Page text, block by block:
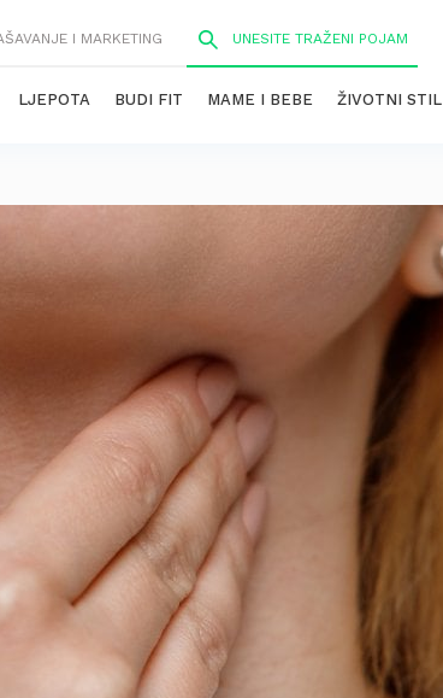
I MARKETING
LJEPOTA BUDI FIT MAME I BEBE ŽIVOTNI STIL